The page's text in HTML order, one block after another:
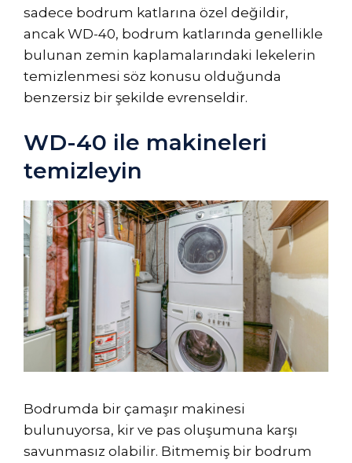
sadece bodrum katlarına özel değildir,
ancak WD-40, bodrum katlarında genellikle
bulunan zemin kaplamalarındaki lekelerin
temizlenmesi söz konusu olduğunda
benzersiz bir şekilde evrenseldir.
WD-40 ile makineleri
temizleyin
Bodrumda bir çamaşır makinesi
bulunuyorsa, kir ve pas oluşumuna karşı
savunmasız olabilir. Bitmemiş bir bodrum